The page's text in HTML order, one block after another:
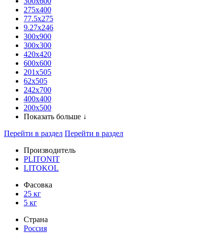
275x400
77.5х275
9.27x246
300x900
300x300
420х420
600х600
201х505
62х505
242х700
400х400
200х500
Показать больше ↓
Перейти в раздел Перейти в раздел
Производитель
PLITONIT
LITOKOL
Фасовка
25 кг
5 кг
Страна
Россия